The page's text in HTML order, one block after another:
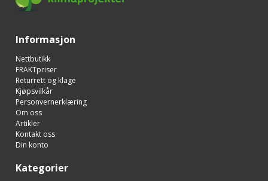
Informasjon
Nettbutikk
FRAKTpriser
Returrett og klage
Kjøpsvilkår
Personvernerklæring
Om oss
Artikler
Kontakt oss
Din konto
Kategorier